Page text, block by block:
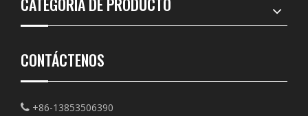
CONTÁCTENOS
 +86-13853506390